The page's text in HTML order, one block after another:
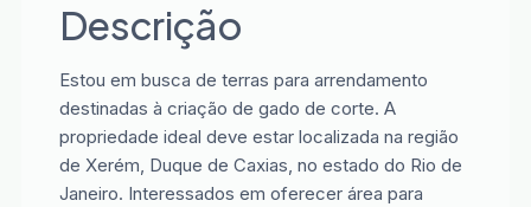
Descrição
Estou em busca de terras para arrendamento
destinadas à criação de gado de corte. A
propriedade ideal deve estar localizada na região
de Xerém, Duque de Caxias, no estado do Rio de
Janeiro. Interessados em oferecer área para